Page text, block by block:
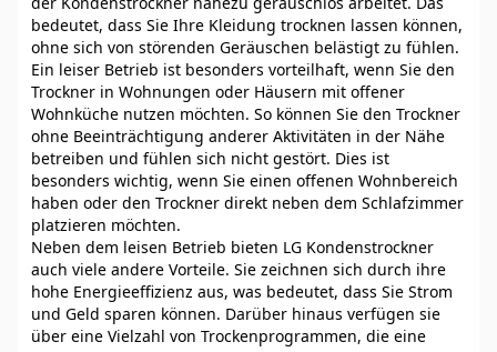
bedeutet, dass Sie Ihre Kleidung trocknen lassen können,
ohne sich von störenden Geräuschen belästigt zu fühlen.
Ein leiser Betrieb ist besonders vorteilhaft, wenn Sie den
Trockner in Wohnungen oder Häusern mit offener
Wohnküche nutzen möchten. So können Sie den Trockner
ohne Beeinträchtigung anderer Aktivitäten in der Nähe
betreiben und fühlen sich nicht gestört. Dies ist
besonders wichtig, wenn Sie einen offenen Wohnbereich
haben oder den Trockner direkt neben dem Schlafzimmer
platzieren möchten.
Neben dem leisen Betrieb bieten LG Kondenstrockner
auch viele andere Vorteile. Sie zeichnen sich durch ihre
hohe Energieeffizienz aus, was bedeutet, dass Sie Strom
und Geld sparen können. Darüber hinaus verfügen sie
über eine Vielzahl von Trockenprogrammen, die eine